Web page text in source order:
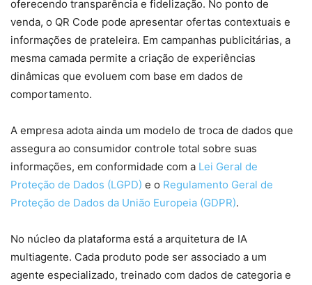
oferecendo transparência e fidelização. No ponto de
venda, o QR Code pode apresentar ofertas contextuais e
informações de prateleira. Em campanhas publicitárias, a
mesma camada permite a criação de experiências
dinâmicas que evoluem com base em dados de
comportamento.
A empresa adota ainda um modelo de troca de dados que
assegura ao consumidor controle total sobre suas
informações, em conformidade com a Lei Geral de
Proteção de Dados (LGPD) e o Regulamento Geral de
Proteção de Dados da União Europeia (GDPR).
No núcleo da plataforma está a arquitetura de IA
multiagente. Cada produto pode ser associado a um
agente especializado, treinado com dados de categoria e